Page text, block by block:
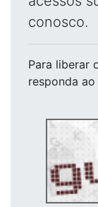
conosco.
Para liberar
responda